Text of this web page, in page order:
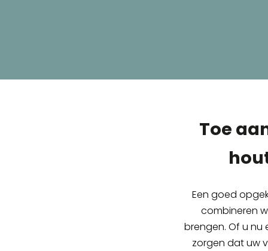
Toe
Een goed
combineren
brengen. Of u nu
zorgen dat uw